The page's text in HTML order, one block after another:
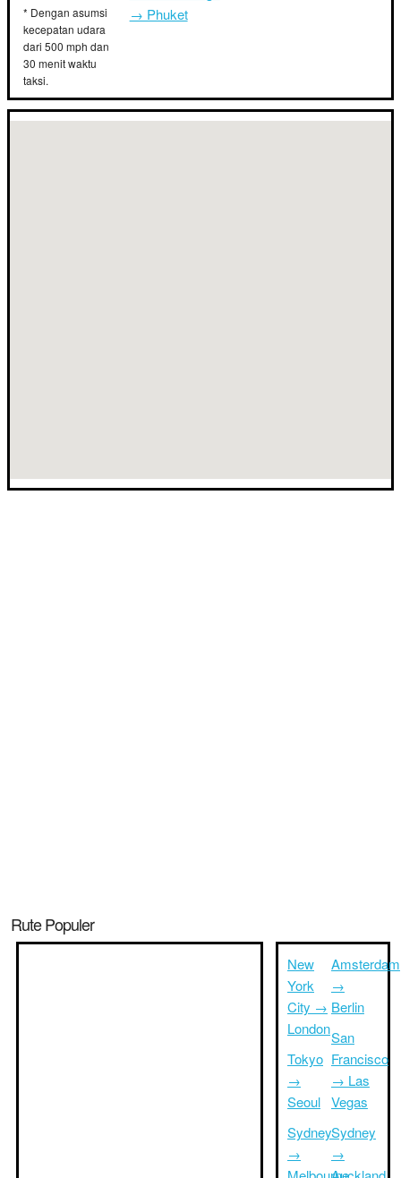
* Dengan asumsi
kecepatan udara
dari 500 mph dan
30 menit waktu
taksi.
→ Phuket
Rute Populer
New
York
City →
London
Tokyo
→
Seoul
Sydney
→
Amsterdam
→
Berlin
San
Francisco
→ Las
Vegas
Sydney
→